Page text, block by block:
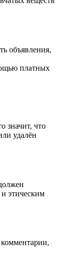
объявления,
платных
значит, что
удалён
этическим
комментарии,